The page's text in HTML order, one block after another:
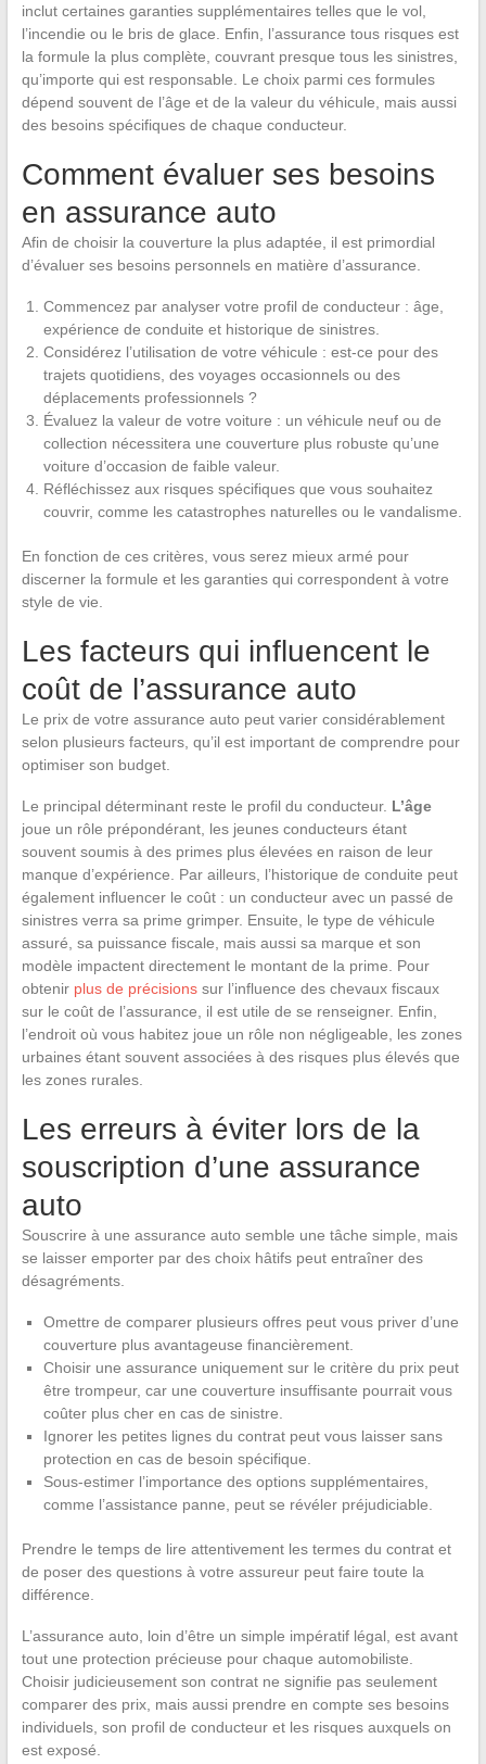
inclut certaines garanties supplémentaires telles que le vol,
l’incendie ou le bris de glace. Enfin, l’assurance tous risques est
la formule la plus complète, couvrant presque tous les sinistres,
qu’importe qui est responsable. Le choix parmi ces formules
dépend souvent de l’âge et de la valeur du véhicule, mais aussi
des besoins spécifiques de chaque conducteur.
Comment évaluer ses besoins
en assurance auto
Afin de choisir la couverture la plus adaptée, il est primordial
d’évaluer ses besoins personnels en matière d’assurance.
Commencez par analyser votre profil de conducteur : âge,
expérience de conduite et historique de sinistres.
Considérez l’utilisation de votre véhicule : est-ce pour des
trajets quotidiens, des voyages occasionnels ou des
déplacements professionnels ?
Évaluez la valeur de votre voiture : un véhicule neuf ou de
collection nécessitera une couverture plus robuste qu’une
voiture d’occasion de faible valeur.
Réfléchissez aux risques spécifiques que vous souhaitez
couvrir, comme les catastrophes naturelles ou le vandalisme.
En fonction de ces critères, vous serez mieux armé pour
discerner la formule et les garanties qui correspondent à votre
style de vie.
Les facteurs qui influencent le
coût de l’assurance auto
Le prix de votre assurance auto peut varier considérablement
selon plusieurs facteurs, qu’il est important de comprendre pour
optimiser son budget.
Le principal déterminant reste le profil du conducteur. L’âge
joue un rôle prépondérant, les jeunes conducteurs étant
souvent soumis à des primes plus élevées en raison de leur
manque d’expérience. Par ailleurs, l’historique de conduite peut
également influencer le coût : un conducteur avec un passé de
sinistres verra sa prime grimper. Ensuite, le type de véhicule
assuré, sa puissance fiscale, mais aussi sa marque et son
modèle impactent directement le montant de la prime. Pour
obtenir plus de précisionssur l’influence des chevaux fiscaux
sur le coût de l’assurance, il est utile de se renseigner. Enfin,
l’endroit où vous habitez joue un rôle non négligeable, les zones
urbaines étant souvent associées à des risques plus élevés que
les zones rurales.
Les erreurs à éviter lors de la
souscription d’une assurance
auto
Souscrire à une assurance auto semble une tâche simple, mais
se laisser emporter par des choix hâtifs peut entraîner des
désagréments.
Omettre de comparer plusieurs offres peut vous priver d’une
couverture plus avantageuse financièrement.
Choisir une assurance uniquement sur le critère du prix peut
être trompeur, car une couverture insuffisante pourrait vous
coûter plus cher en cas de sinistre.
Ignorer les petites lignes du contrat peut vous laisser sans
protection en cas de besoin spécifique.
Sous-estimer l’importance des options supplémentaires,
comme l’assistance panne, peut se révéler préjudiciable.
Prendre le temps de lire attentivement les termes du contrat et
de poser des questions à votre assureur peut faire toute la
différence.
L’assurance auto, loin d’être un simple impératif légal, est avant
tout une protection précieuse pour chaque automobiliste.
Choisir judicieusement son contrat ne signifie pas seulement
comparer des prix, mais aussi prendre en compte ses besoins
individuels, son profil de conducteur et les risques auxquels on
est exposé.